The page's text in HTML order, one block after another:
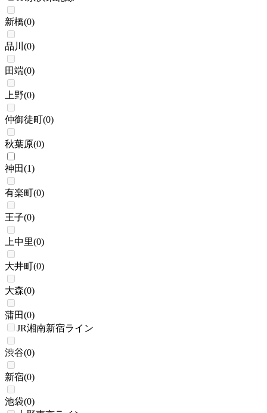
新橋(0)
品川 (0)
田端(0)
上野(0)
仲御徒町(0)
秋葉原(0)
神田(1)
有楽町(0)
王子(0)
上中里(0)
大井町(0)
大森(0)
蒲田(0)
JR湘南新宿ライン
渋谷(0)
新宿(0)
池袋(0)